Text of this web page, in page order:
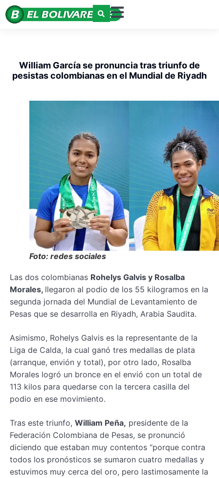
William García se pronuncia tras triunfo de
pesistas colombianas en el Mundial de Riyadh
Foto: redes sociales
Las dos colombianas Rohelys Galvis y Rosalba
Morales, llegaron al podio de los 55 kilogramos en la
segunda jornada del Mundial de Levantamiento de
Pesas que se desarrolla en Riyadh, Arabia Saudita.
Asimismo, Rohelys Galvis es la representante de la
Liga de Calda, la cual ganó tres medallas de plata
(arranque, envión y total), por otro lado, Rosalba
Morales logró un bronce en el envió con un total de
113 kilos para quedarse con la tercera casilla del
podio en ese movimiento.
Tras este triunfo, William Peña, presidente de la
Federación Colombiana de Pesas, se pronunció
diciendo que estaban muy contentos “porque contra
todos los pronósticos se sumaron cuatro medallas y
estuvimos muy cerca del oro, pero lastimosamente la